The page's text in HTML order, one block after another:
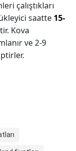
çalıştıkları
saatte 15-
Kova
ve 2-9